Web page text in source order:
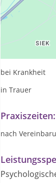
Ich begleite
bei Krankheit
in Trauer
Praxiszeiten:
nach